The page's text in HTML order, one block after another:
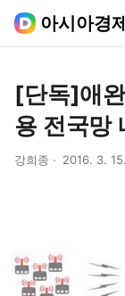
아시아경
[단독]애
용 전국망
강희종 2016. 3.